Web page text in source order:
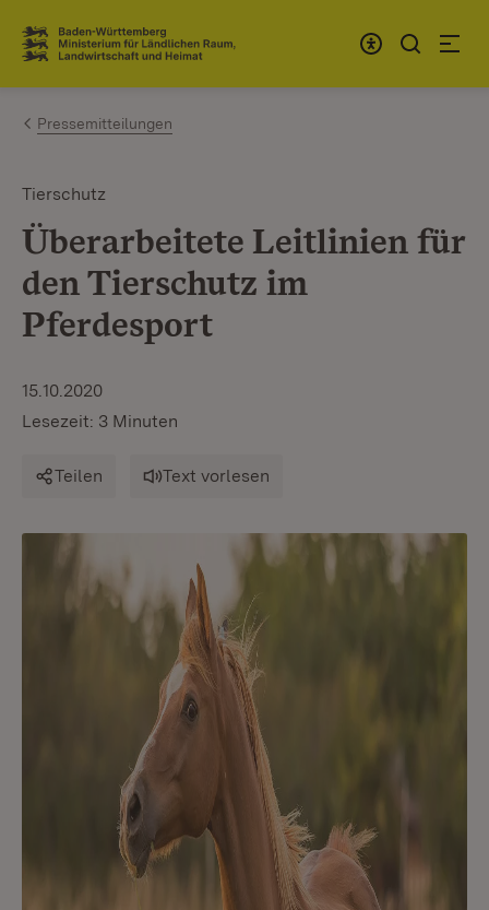
Zum Inhalt springen
Link zur Startseite
Pressemitteilungen
Tierschutz
Überarbeitete Leitlinien für
den Tierschutz im
Pferdesport
15.10.2020
Lesezeit: 3 Minuten
Teilen Text vorlesen